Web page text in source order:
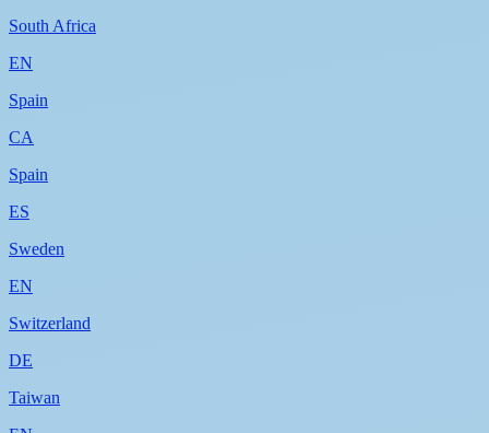
South Africa
EN
Spain
CA
Spain
ES
Sweden
EN
Switzerland
DE
Taiwan